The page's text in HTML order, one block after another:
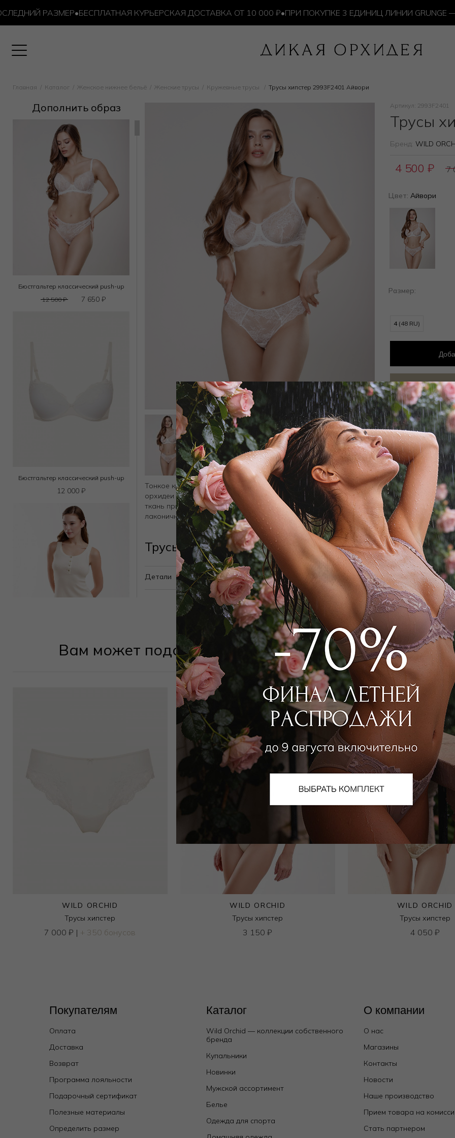
РАЗМЕР•БЕСПЛАТНАЯ КУРЬЕРСКАЯ ДОСТАВКА ОТ 10 000 ₽•ПРИ ПОКУПКЕ 3 ЕДИНИЦ ЛИНИИ GRUNGE —
Главная Каталог Женское нижнее бельё Женские трусы Кружевные трусы Трусы хипстер 2993F2401 Айвори
Дополнить образ
Бюстгальтер классический push-up
12 500₽ 7 650 ₽
Бюстгальтер классический push-up
12 000 ₽
9 000₽
Тонкое кружево с цветочным мотивом напоминает лепестки
орхидеи — символа роскоши и чувственности. Полупрозрачная
ткань придаёт модели нотку романтичности, сохраняя при этом
лаконичность дизайна.
Трусы хипстер 2993F2401 Айвори
Детали
Артикул: 2993F2401
Трусы
Бренд: WILD
4 500 ₽ 7
Цвет: Айвори
Размер:
4 (48 RU)
Вам может подойти
WILD ORCHID
Трусы хипстер
7 000₽ | + 350 бонусов
WILD ORCHID
Трусы хипстер
3 150₽
WILD ORCHID
Трусы хипстер
4 050 ₽
Покупателям
Оплата
Доставка
Возврат
Программа лояльности
Подарочный сертификат
Полезные материалы
Определить размер
Каталог
Wild Orchid — коллекции собственного
бренда
Купальники
Новинки
Мужской ассортимент
Белье
Одежда для спорта
О компании
О нас
Магазины
Контакты
Новости
Наше производство
Прием товара на
Стать партнером